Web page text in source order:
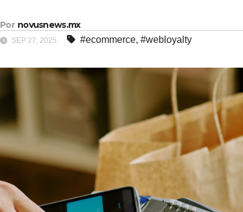
Por novusnews.mx
SEP 27, 2025 #ecommerce, #webloyalty